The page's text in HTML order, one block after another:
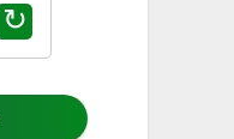
↻